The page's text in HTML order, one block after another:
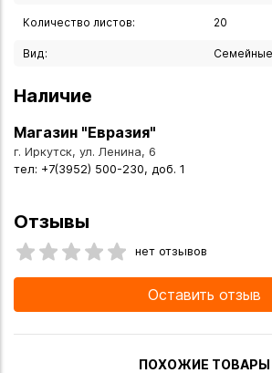
Количество листов: 20
Вид:
Наличие
Магазин "Евразия"
г. Иркутск, ул. Ленина, 6
тел: +7(3952) 500-230, доб. 1
Отзывы
нет отзывов
Оставить отзыв
ПОХОЖИЕ ТОВАРЫ